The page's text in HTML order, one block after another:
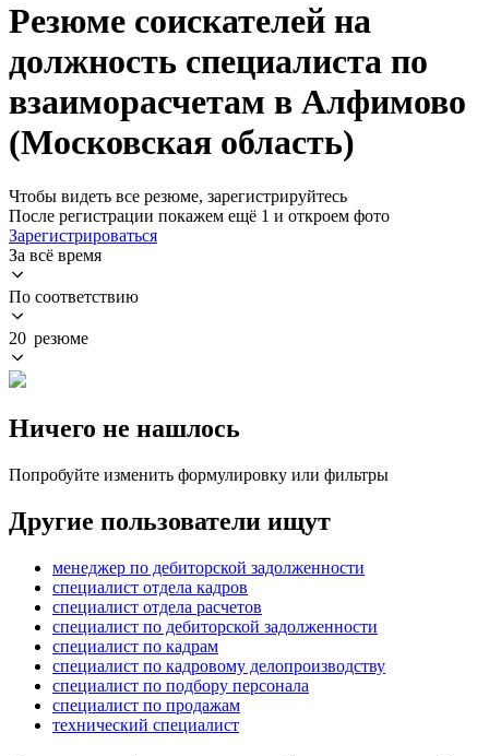
Резюме соискателей на
должность специалиста по
взаиморасчетам в Алфимово
(Московская область)
Чтобы видеть все резюме, зарегистрируйтесь
После регистрации покажем ещё 1 и откроем фото
Зарегистрироваться
За всё время
По соответствию
20 резюме
Ничего не нашлось
Попробуйте изменить формулировку или фильтры
Другие пользователи ищут
менеджер по дебиторской задолженности
специалист отдела кадров
специалист отдела расчетов
специалист по дебиторской задолженности
специалист по кадрам
специалист по кадровому делопроизводству
специалист по подбору персонала
специалист по продажам
технический специалист